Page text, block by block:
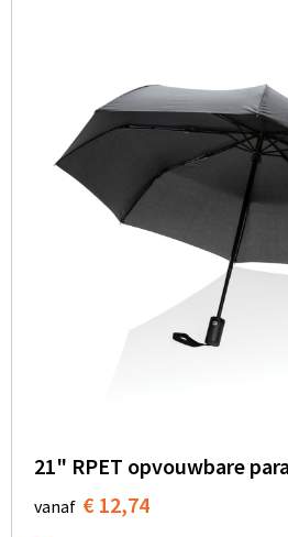
21" RPET opvouwbare
vanaf € 12,74